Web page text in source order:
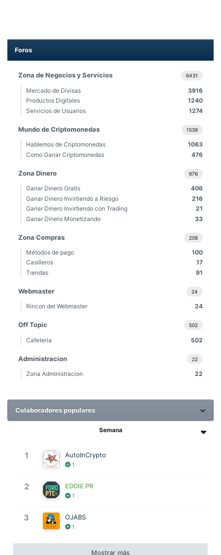
Foros
6431
Zona de Negocios y Servicios
3916
Mercado de Divisas
1240
Productos Digitales
1274
Servicios de Usuarios
1539
Mundo de Criptomonedas
1063
Hablemos de Criptomonedas
476
Como Ganar Criptomonedas
676
Zona Dinero
406
Ganar Dinero Gratis
216
Ganar Dinero Invirtiendo a Riesgo
21
Ganar Dinero Invirtiendo con Trading
33
Ganar Dinero Monetizando
208
Zona Compras
100
Métodos de pago
17
Casilleros
91
Tiendas
24
Webmaster
24
Rincon del Webmaster
502
Off Topic
502
Cafeteria
22
Administracion
22
Zona Administracion
Colaboradores populares
Semana
1 AutoInCrypto
1
2 EDDIE PR
1
3 OJABS
1
Mostrar más